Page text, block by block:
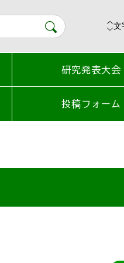
研究発表大会
投稿フォーム